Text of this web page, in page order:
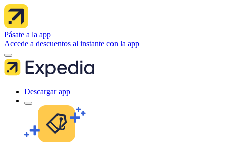
Pásate a la app
Accede a descuentos al instante con la app
Descargar app